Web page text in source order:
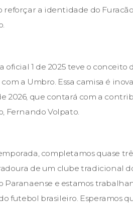
reforçar a identidade do
oficial 1 de 2025 teve o
a Umbro. Essa camisa é
2026, que contará com a
Fernando Volpato.
completamos quase
de um clube tradicional
Paranaense e estamos
futebol brasileiro. Esperamos